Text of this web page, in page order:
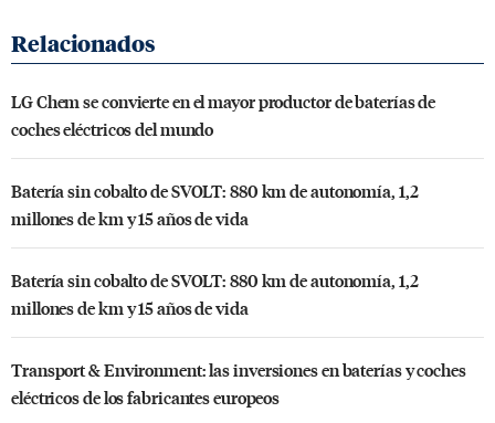
LG Chem se convierte en el mayor productor de baterías de
coches eléctricos del mundo
Batería sin cobalto de SVOLT: 880 km de autonomía, 1,2
millones de km y 15 años de vida
Batería sin cobalto de SVOLT: 880 km de autonomía, 1,2
millones de km y 15 años de vida
Transport & Environment: las inversiones en baterías y coches
eléctricos de los fabricantes europeos